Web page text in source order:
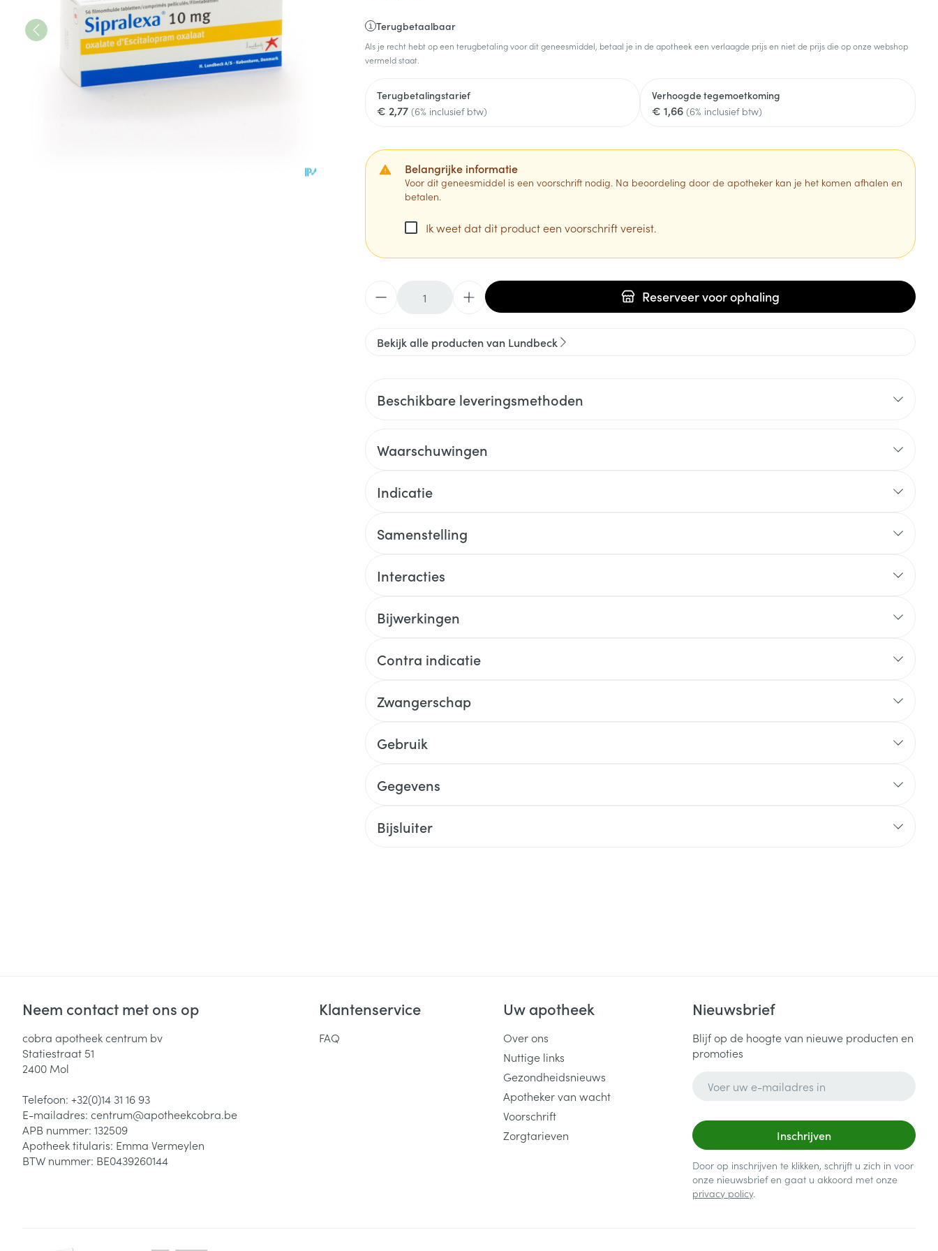
Terugbetaalbaar
Als je recht hebt op een terugbetaling voor dit geneesmiddel, betaal je in de apotheek een verlaagde prijs en niet de prijs die op onze webshop
vermeld staat.
Terugbetalingstarief
€ 2,77 (6% inclusief btw)
Verhoogde tegemoetkoming
€ 1,66 (6% inclusief btw)
Belangrijke informatie
Voor dit geneesmiddel is een voorschrift nodig. Na beoordeling door de apotheker kan je het komen afhalen en
betalen.
Ik weet dat dit product een voorschrift vereist.
Reserveervoor ophaling
Bekijk alle producten van Lundbeck
Beschikbare leveringsmethoden
Waarschuwingen
Indicatie
Samenstelling
Interacties
Bijwerkingen
Contra indicatie
Zwangerschap
Gebruik
Gegevens
Bijsluiter
Neem contact met ons op
cobra apotheek centrum bv
Statiestraat 51
2400 Mol
Telefoon: +32(0)14 31 16 93
E-mailadres: centrum@apotheekcobra.be
APB nummer: 132509
Apotheek titularis: Emma Vermeylen
BTW nummer: BE0439260144
Klantenservice
FAQ
Uw apotheek
Over ons
Nuttige links
Gezondheidsnieuws
Apotheker van wacht
Voorschrift
Zorgtarieven
Nieuwsbrief
Blijf op de hoogte van nieuwe producten en
promoties
Inschrijven
Door op inschrijven te klikken, schrijft u zich in voor
onze nieuwsbrief en gaat u akkoord met onze
privacy policy.